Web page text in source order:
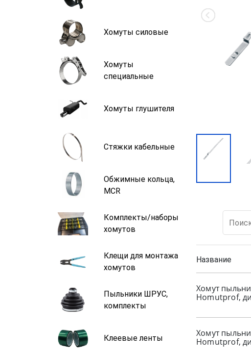
Хомуты силовые
Хомуты
специальные
Хомуты глушителя
Стяжки кабельные
Обжимные кольца,
MCR
Комплекты/наборы
хомутов
Клещи для монтажа
хомутов
Пыльники ШРУС,
комплекты
Клеевые ленты
Название
Хомут
Homutprof,
Хомут
Homutprof,